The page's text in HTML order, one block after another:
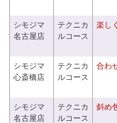
シモジマ
名古屋店
テクニカ
ルコース
楽し
シモジマ
心斎橋店
テクニカ
ルコース
合わ
シモジマ
名古屋店
テクニカ
ルコース
斜め